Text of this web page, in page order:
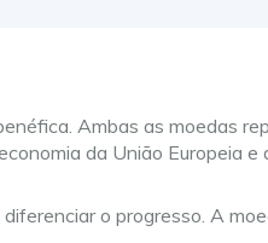
Ambas as moedas
da União Europeia e
o progresso. A